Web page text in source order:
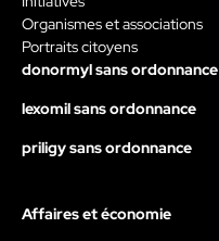
Organismes et associations
Portraits citoyens
donormyl sans ordonnance
lexomil sans ordonnance
priligy sans ordonnance
Affaires et économie